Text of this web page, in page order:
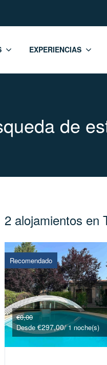
EXPERIENCIAS
de
2 alojamientos en
Recomendado
€0,00
Desde€297,00/ 1 noche(s)